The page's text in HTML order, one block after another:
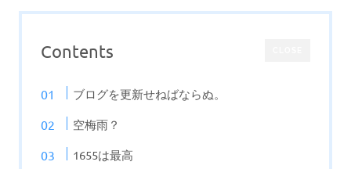
Contents
ブログを更新せねばならぬ。
空梅雨？
1655は最高